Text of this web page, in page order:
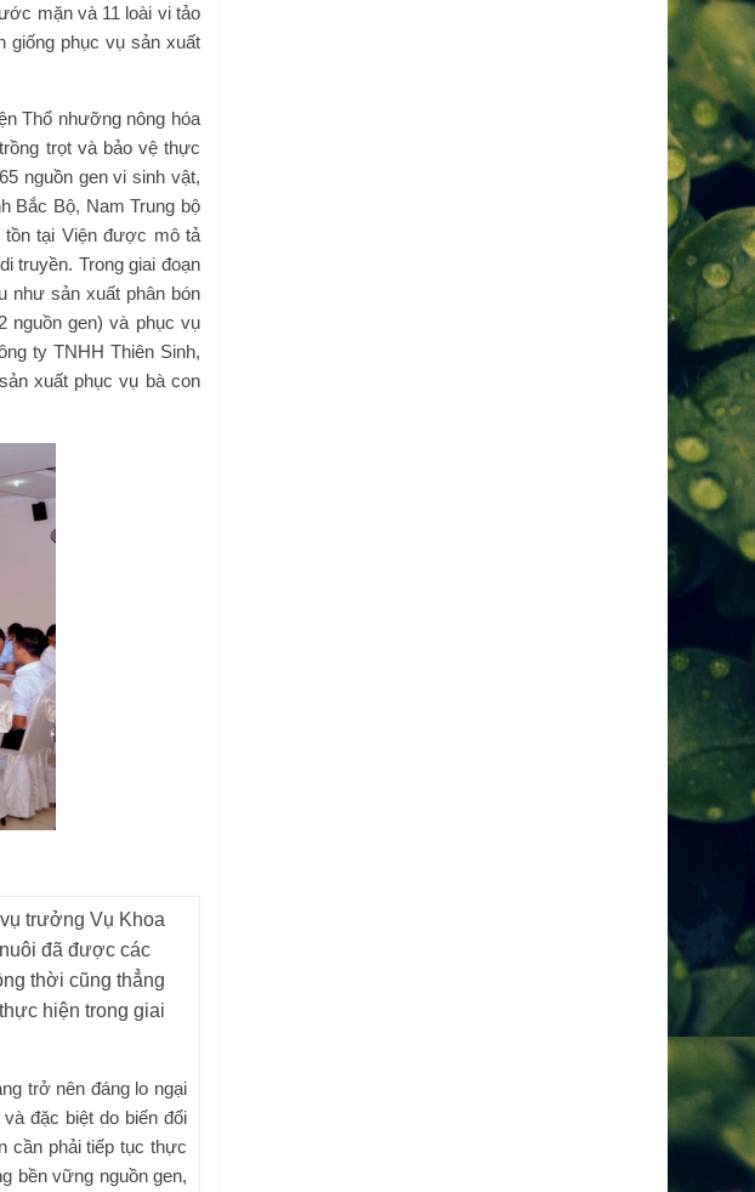
mặn và 11 loài vi tảo
giống phục vụ sản xuất
Thổ nhưỡng nông hóa
trọt và bảo vệ thực
nguồn gen vi sinh vật,
Bắc Bộ, Nam Trung bộ
tồn tại Viện được mô tả
truyền. Trong giai đoạn
như sản xuất phân bón
nguồn gen) và phục vụ
ty TNHH Thiên Sinh,
xuất phục vụ bà con
trưởng Vụ Khoa
đã được các
thời cũng thẳng
hiện trong giai
trở nên đáng lo ngại
đặc biệt do biến đổi
cần phải tiếp tục thực
bền vững nguồn gen,